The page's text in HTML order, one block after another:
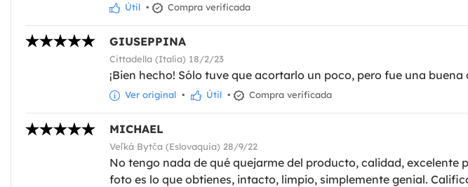
Útil • Compra verificada
GIUSEPPINA
Cittadella (Italia) 18/2/23
¡Bien hecho! Sólo tuve que acortarlo un poco, pero fue una buena
Ver original • Útil • Compra verificada
MICHAEL
Veľká Bytča (Eslovaquia) 28/9/22
No tengo nada de qué quejarme del producto, calidad, excelente
foto es lo que obtienes, intacto, limpio, simplemente genial. Califico 5